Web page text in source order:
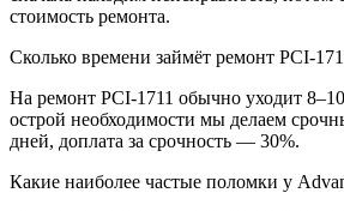
стоимость ремонта.
Сколько времени займёт ремонт PCI-
На ремонт PCI-1711 обычно уходит
острой необходимости мы делаем
дней, доплата за срочность — 30%.
Какие наиболее частые поломки у